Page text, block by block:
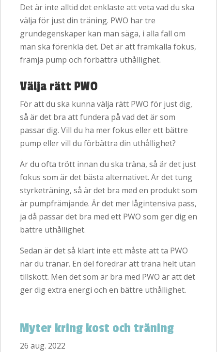
Det är inte alltid det enklaste att veta vad du ska
välja för just din träning. PWO har tre
grundegenskaper kan man säga, i alla fall om
man ska förenkla det. Det är att framkalla fokus,
främja pump och förbättra uthållighet.
Välja rätt PWO
För att du ska kunna välja rätt PWO för just dig,
så är det bra att fundera på vad det är som
passar dig. Vill du ha mer fokus eller ett bättre
pump eller vill du förbättra din uthållighet?
Är du ofta trött innan du ska träna, så är det just
fokus som är det bästa alternativet. Är det tung
styrketräning, så är det bra med en produkt som
är pumpfrämjande. Är det mer lågintensiva pass,
ja då passar det bra med ett PWO som ger dig en
bättre uthållighet.
Sedan är det så klart inte ett måste att ta PWO
när du tränar. En del föredrar att träna helt utan
tillskott. Men det som är bra med PWO är att det
ger dig extra energi och en bättre uthållighet.
Myter kring kost och träning
26 aug. 2022